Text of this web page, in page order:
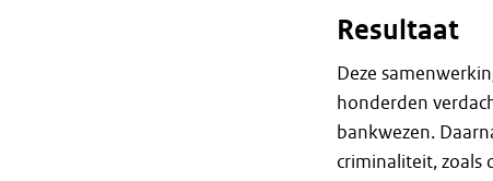
Resultaat
Deze
honderden
bankwezen.
criminaliteit, zoals